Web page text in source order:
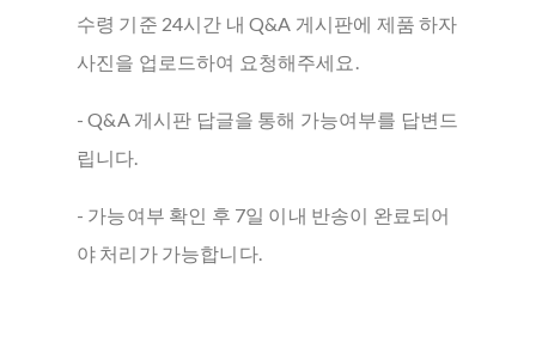
수령 기준 24시간 내 Q&A 게시판에 제품 하자
사진을 업로드하여 요청해주세요.
- Q&A 게시판 답글을 통해 가능여부를 답변드
립니다.
- 가능여부 확인 후 7일 이내 반송이 완료되어
야 처리가 가능합니다.